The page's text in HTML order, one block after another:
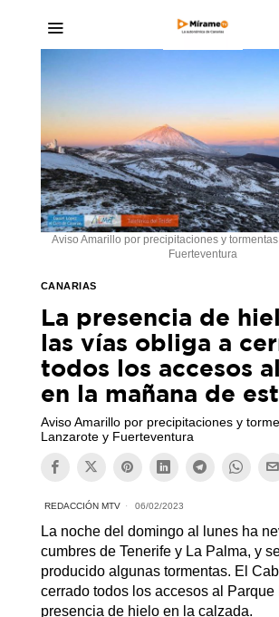
Aviso Amarillo por precipitaciones y
Fuerteventura
CANARIAS
La presencia de
las vías obliga a
todos los accesos
en la mañana de
Aviso Amarillo por precipitaciones y
Lanzarote y Fuerteventura
REDACCIÓN MTV 06/02/2023
La noche del domingo al lunes ha
cumbres de Tenerife y La Palma, y
producido algunas tormentas. El
cerrado todos los accesos al
presencia de hielo en la calzada.